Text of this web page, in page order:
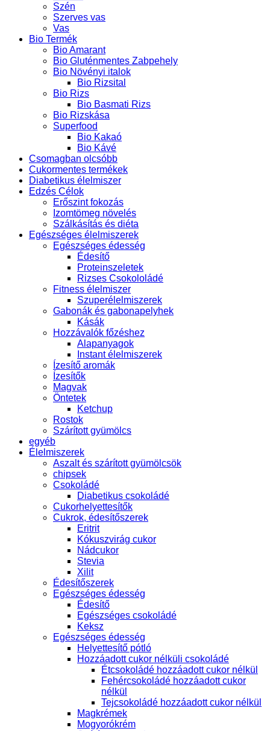
Szén
Szerves vas
Vas
Bio Termék
Bio Amarant
Bio Gluténmentes Zabpehely
Bio Növényi italok
Bio Rizsital
Bio Rizs
Bio Basmati Rizs
Bio Rizskása
Superfood
Bio Kakaó
Bio Kávé
Csomagban olcsóbb
Cukormentes termékek
Diabetikus élelmiszer
Edzés Célok
Erőszint fokozás
Izomtömeg növelés
Szálkásítás és diéta
Egészséges élelmiszerek
Egészséges édesség
Édesítő
Proteinszeletek
Rizses Csokololádé
Fitness élelmiszer
Szuperélelmiszerek
Gabonák és gabonapelyhek
Kásák
Hozzávalók főzéshez
Alapanyagok
Instant élelmiszerek
Ízesítő aromák
Ízesítők
Magvak
Öntetek
Ketchup
Rostok
Szárított gyümölcs
egyéb
Élelmiszerek
Aszalt és szárított gyümölcsök
chipsek
Csokoládé
Diabetikus csokoládé
Cukorhelyettesítők
Cukrok, édesítőszerek
Eritrit
Kókuszvirág cukor
Nádcukor
Stevia
Xilit
Édesítőszerek
Egészséges édesség
Édesítő
Egészséges csokoládé
Keksz
Egészséges édesség
Helyettesítő pótló
Hozzáadott cukor nélküli csokoládé
Étcsokoládé hozzáadott cukor nélkül
Fehércsokoládé hozzáadott cukor
nélkül
Tejcsokoládé hozzáadott cukor nélkül
Magkrémek
Mogyorókrém